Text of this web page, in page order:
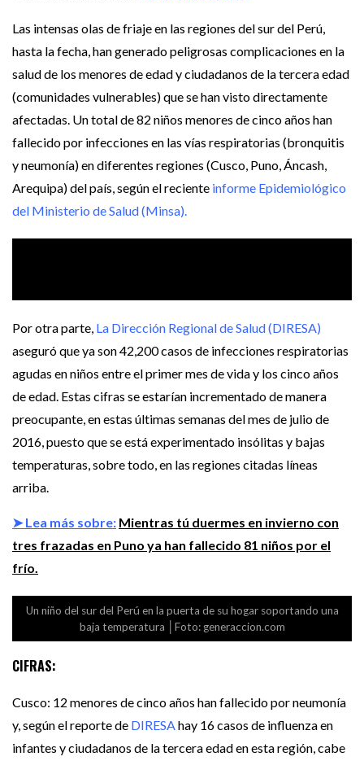
Las intensas olas de friaje en las regiones del sur del Perú,
hasta la fecha, han generado peligrosas complicaciones en la
salud de los menores de edad y ciudadanos de la tercera edad
(comunidades vulnerables) que se han visto directamente
afectadas. Un total de 82 niños menores de cinco años han
fallecido por infecciones en las vías respiratorias (bronquitis
y neumonía) en diferentes regiones (Cusco, Puno, Áncash,
Arequipa) del país, según el reciente informe Epidemiológico
del Ministerio de Salud (Minsa).
Por otra parte, La Dirección Regional de Salud (DIRESA)
aseguró que ya son 42,200 casos de infecciones respiratorias
agudas en niños entre el primer mes de vida y los cinco años
de edad. Estas cifras se estarían incrementado de manera
preocupante, en estas últimas semanas del mes de julio de
2016, puesto que se está experimentado insólitas y bajas
temperaturas, sobre todo, en las regiones citadas líneas
arriba.
➤ Lea más sobre: Mientras tú duermes en invierno con
tres frazadas en Puno ya han fallecido 81 niños por el
frío.
Un niño del sur del Perú en la puerta de su hogar soportando una
baja temperatura │Foto: generaccion.com
CIFRAS:
Cusco: 12 menores de cinco años han fallecido por neumonía
y, según el reporte de DIRESA hay 16 casos de influenza en
infantes y ciudadanos de la tercera edad en esta región, cabe